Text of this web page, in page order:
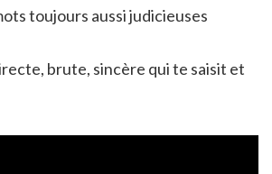
toujours aussi judicieuses
brute, sincère qui te saisit et